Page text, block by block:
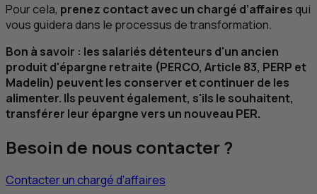
Pour cela, prenez contact avec un chargé d’affairesqui
vous guidera dans le processus de transformation.
Bon à savoir : les salariés détenteurs d'un ancien
produit d'épargne retraite (PERCO, Article 83, PERP et
Madelin) peuvent les conserver et continuer de les
alimenter. Ils peuvent également, s'ils le souhaitent,
transférer leur épargne vers un nouveau PER.
Besoin de nous contacter ?
Contacter un chargé d’affaires